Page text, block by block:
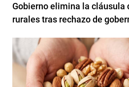
Gobierno elimina la cláusula
rurales tras rechazo de